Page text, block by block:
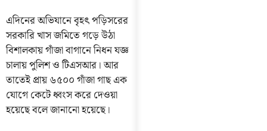
এদিনের অভিযানে বৃহৎ পড়িসরের
সরকারি খাস জমিতে গড়ে উঠা
বিশালকায় গাঁজা বাগানে নিধন যজ্ঞ
চালায় পুলিশ ও টিএসআর। আর
তাতেই প্রায় ৬৫০০ গাঁজা গাছ এক
যোগে কেটে ধ্বংস করে দেওয়া
হয়েছে বলে জানানো হয়েছে।